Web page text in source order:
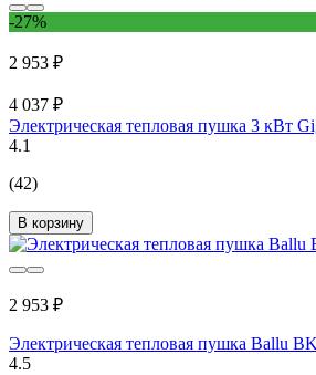
-27%
2 953 ₽
4 037 ₽
Электрическая тепловая пушка 3 кВт
4.1
(42)
В корзину
2 953 ₽
Электрическая тепловая пушка Ballu
4.5